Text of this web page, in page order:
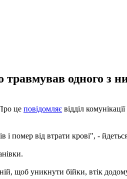
травмував одного з
це повідомляє відділ комунікації
помер від втрати крові", -
щоб уникнути бійки, втік